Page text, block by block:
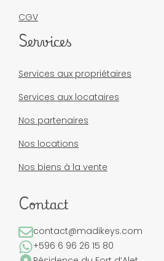
CGV
Services
Services aux propriétaires
Services aux locataires
Nos partenaires
Nos locations
Nos biens à la vente
Contact
contact@madikeys.com
+596 6 96 26 15 80